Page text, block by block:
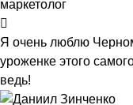
маркетолог
Я очень люблю
уроженке этого
ведь!